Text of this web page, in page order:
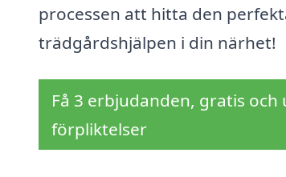
processen att hitta den
trädgårdshjälpen i din närhet!
Få 3 erbjudanden, gratis och
förpliktelser